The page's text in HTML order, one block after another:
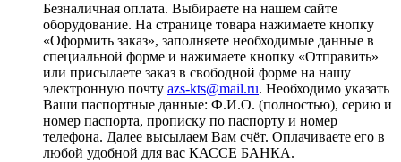
Безналичная оплата. Выбираете на нашем сайте
оборудование. На странице товара нажимаете кнопку
«Оформить заказ», заполняете необходимые данные в
специальной форме и нажимаете кнопку «Отправить»
или присылаете заказ в свободной форме на нашу
электронную почту azs-kts@mail.ru. Необходимо указать
Ваши паспортные данные: Ф.И.О. (полностью), серию и
номер паспорта, прописку по паспорту и номер
телефона. Далее высылаем Вам счёт. Оплачиваете его в
любой удобной для вас КАССЕ БАНКА.